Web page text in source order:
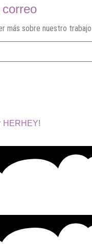
más sobre nuestro
HERHEY!